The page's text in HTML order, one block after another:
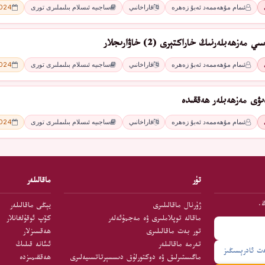
ئىمام مۇھەممەد ئەبۇ زەھرە قاراخانىي ساجىيە ئىسلام بىلىملىرى تورى 2024
خاراكتېرى (2) خاۋارىجلار
ئىمام مۇھەممەد ئەبۇ زەھرە قاراخانىي ساجىيە ئىسلام بىلىملىرى تورى 2024
مەزھەبلەر ھەققىدە
ئىمام مۇھەممەد ئەبۇ زەھرە قاراخانىي ساجىيە ئىسلام بىلىملىرى تورى 2024
تۈر
ژۇرنال ماقالىلىرى
ماقالە توپلاملىرى ۋە مەجمۇئەلەر
تور بەت ماقالىلىرى
تەرمە ماقالىلەر
ماگىستىرلىق ۋە دوكتورلۇق دىسسېرتاتسىيەلىرى
ماقالىلەر
يېڭى ماقالىلەر
كۆپ ئوقۇلغانلار
ھەقسىزلار
ئىئانە قىلىڭ
ھەققىمىزدە